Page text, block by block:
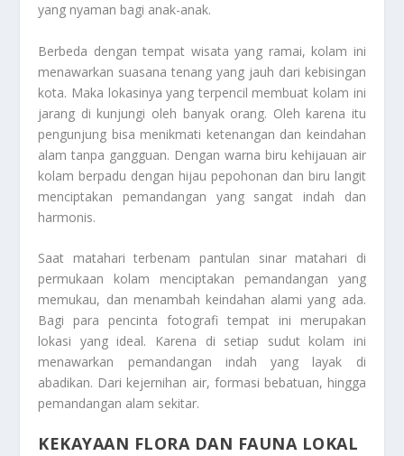
yang nyaman bagi anak-anak.
Berbeda dengan tempat wisata yang ramai, kolam ini
menawarkan suasana tenang yang jauh dari kebisingan
kota. Maka lokasinya yang terpencil membuat kolam ini
jarang di kunjungi oleh banyak orang. Oleh karena itu
pengunjung bisa menikmati ketenangan dan keindahan
alam tanpa gangguan. Dengan warna biru kehijauan air
kolam berpadu dengan hijau pepohonan dan biru langit
menciptakan pemandangan yang sangat indah dan
harmonis.
Saat matahari terbenam pantulan sinar matahari di
permukaan kolam menciptakan pemandangan yang
memukau, dan menambah keindahan alami yang ada.
Bagi para pencinta fotografi tempat ini merupakan
lokasi yang ideal. Karena di setiap sudut kolam ini
menawarkan pemandangan indah yang layak di
abadikan. Dari kejernihan air, formasi bebatuan, hingga
pemandangan alam sekitar.
KEKAYAAN FLORA DAN FAUNA LOKAL